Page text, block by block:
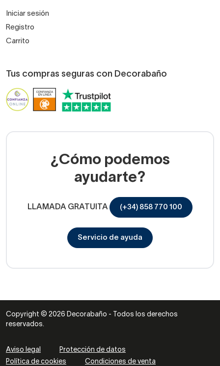
Iniciar sesión
Registro
Carrito
Tus compras seguras con Decorabaño
¿Cómo podemos
ayudarte?
LLAMADA GRATUITA (+34) 858 770 100
Servicio de ayuda
Copyright © 2026 Decorabaño - Todos los derechos
reservados.
Aviso legal
Protección de datos
Política de cookies
Condiciones de venta